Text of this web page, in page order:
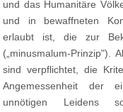
und das Humanitäre
und in bewaffneten
erlaubt ist, die zur
(„minusmalum-Prinzip").
sind verpflichtet, die
Angemessenheit der
unnötigen Leidens